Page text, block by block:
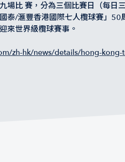
場比 賽，分為三個比賽日（每日
泰/滙豐香港國際七人欖球賽」
來世界級欖球賽事。
zh-hk/news/details/hong-